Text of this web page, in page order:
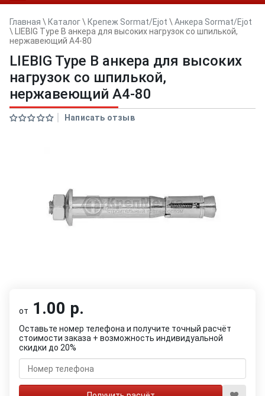
Главная \ Каталог\ Крепеж Sormat/Ejot \ Анкера Sormat/Ejot
\
LIEBIG Type B анкера для высоких нагрузок со шпилькой,
нержавеющий А4-80
LIEBIG Type B анкера для высоких
нагрузок со шпилькой,
нержавеющий А4-80
Написать отзыв
от 1.00 р.
Оставьте номер телефона и получите точный расчёт
стоимости заказа + возможность индивидуальной
скидки до 20%